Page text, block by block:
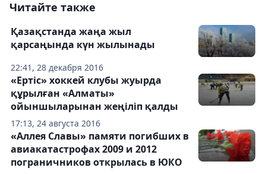
Читайте также
22:41, 28 декабря 2016
Қазақстанда жаңа жыл
қарсаңында күн жылынады
17:13, 24 августа 2016
«Ертіс» хоккей клубы жуырда
құрылған «Алматы»
ойыншыларынан жеңіліп қалды
«Аллея Славы» памяти погибших в
авиакатастрофах 2009 и 2012
пограничников открылась в ЮКО